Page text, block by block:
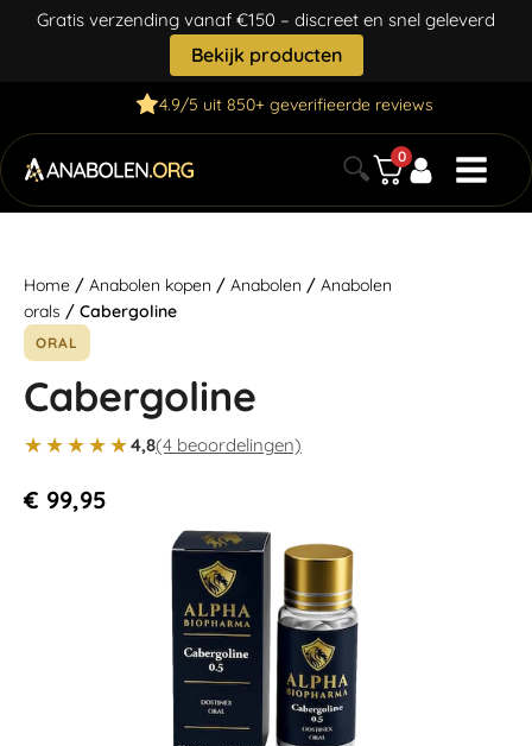
Gratis verzending vanaf €150 – discreet en snel geleverd
Bekijk producten
4.9/5 uit 850+ geverifieerde reviews
🔍 0
Home / Anabolen kopen / Anabolen / Anabolen
orals / Cabergoline
ORAL
Cabergoline
★★★★★4,8(4 beoordelingen)
€ 99,95